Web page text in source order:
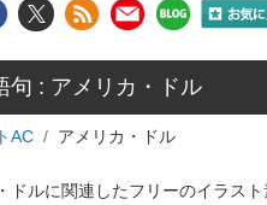
句 : アメリカ・ドル
AC アメリカ・ドル
ドルに関連したフリーのイラス